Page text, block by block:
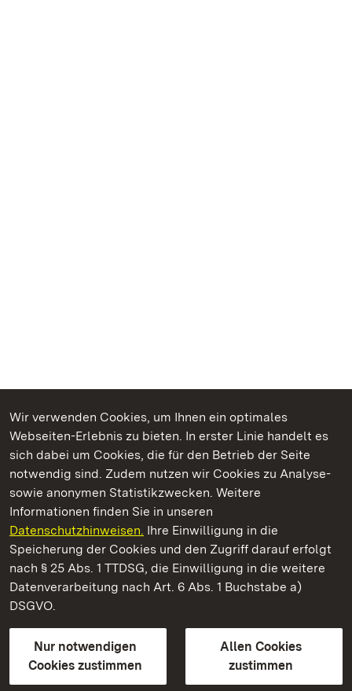
Wir verwenden Cookies, um Ihnen ein optimales
Webseiten-Erlebnis zu bieten. In erster Linie handelt es
sich dabei um Cookies, die für den Betrieb der Seite
notwendig sind. Zudem nutzen wir Cookies zu Analyse-
sowie anonymen Statistikzwecken. Weitere
Informationen finden Sie in unseren
Datenschutzhinweisen. Ihre Einwilligung in die
Speicherung der Cookies und den Zugriff darauf erfolgt
nach § 25 Abs. 1 TTDSG, die Einwilligung in die weitere
Datenverarbeitung nach Art. 6 Abs. 1 Buchstabe a)
DSGVO.
Nur notwendigen
Cookies zustimmen
Allen Cookies
zustimmen
Kommen. Staunen. Genießen.
Staatliche Schlösser und Gärten Baden‑Württemberg
Staatliche Schlösser und Gärten Baden-Württemberg
Kontakt
GebärdenspracheLeichte Sprache
Erklärung zur Barrierefreiheit
BITV-konform (geprüfte Seiten)